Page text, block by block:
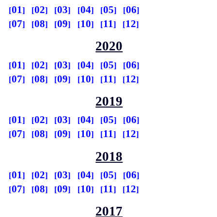
01 02 03 04 05
06
07
08 09 10 11 12
2020
01 02 03 04 05
06
07
08 09 10 11 12
2019
01 02 03 04 05
06
07
08 09 10 11 12
2018
01 02 03 04 05
06
07
08 09 10 11 12
2017